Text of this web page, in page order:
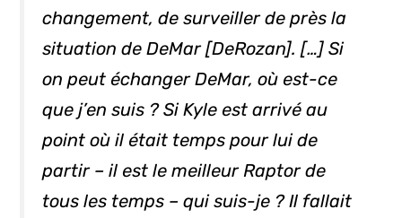
changement, de surveiller de près la
situation de DeMar [DeRozan]. […] Si
on peut échanger DeMar, où est-ce
que j’en suis ? Si Kyle est arrivé au
point où il était temps pour lui de
partir – il est le meilleur Raptor de
tous les temps – qui suis-je ? Il fallait